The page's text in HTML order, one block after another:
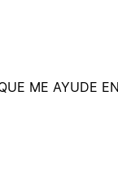
ME AYUDE